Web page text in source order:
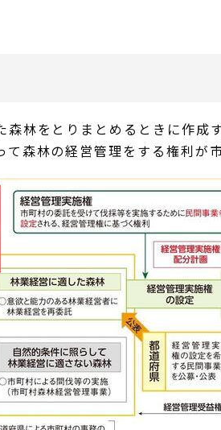
林をとりまとめるときに作成
森林の経営管理をする権利が